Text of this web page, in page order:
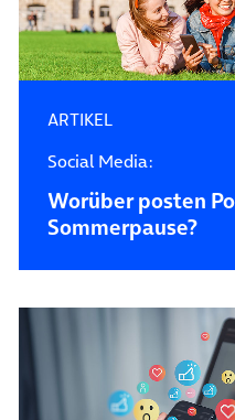
ARTIKEL
Social Media:
Worüber posten
Sommerpause?